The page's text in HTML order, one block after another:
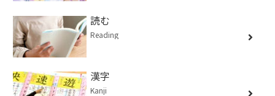
読む
Reading
漢字
Kanji